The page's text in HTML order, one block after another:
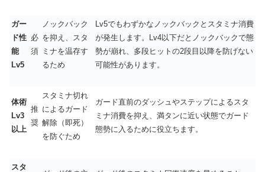
ガー
ド性
能
Lv5
必
須
ノックバック
を抑え、スタ
ミナを温存す
るため
Lv5でもわずかなノックバックとスタミナ消費
が発生します。Lv4以下だとノックバックで態
勢が崩れ、多段ヒットの2段目以降を防げない
可能性があります。
体術
Lv3
以上
推
奨
スタミナ切れ
によるガード
解除（即死）
を防ぐため
ガード直前のダッシュやステップによるスタ
ミナ消費を抑え、満タンに近い状態でガード
態勢に入るために役立ちます。
スタ